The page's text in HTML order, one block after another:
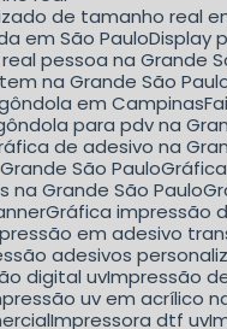
de tamanho real
em São Paulo
pessoa na Grande
na Grande São
gôndola em Campinas
para pdv na
de adesivo na
São Paulo
na Grande São Paulo
Gráfica
em adesivo
adesivos
digital uvImpressão
uv em acrílico
Impressora dtf uv